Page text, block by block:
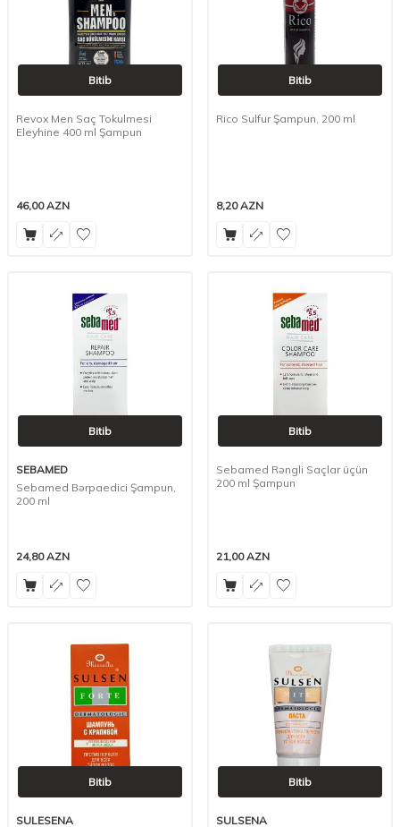
Bitib
Revox Men Saç Tokulmesi
Eleyhine 400 ml Şampun
46,00AZN
Bitib
Rico Sulfur Şampun, 200 ml
8,20AZN
Bitib
SEBAMED
Sebamed Bərpaedici Şampun,
200 ml
24,80AZN
Bitib
Sebamed Rəngli Saçlar üçün
200 ml Şampun
21,00AZN
Bitib
SULESENA
Bitib
SULSENA